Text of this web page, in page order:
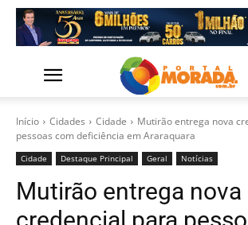
Início Cidades Cidade
Mutirão entrega nova
pessoas com deficiência em Araraquara
Cidade Destaque Principal Geral Notícias
Mutirão entrega nova